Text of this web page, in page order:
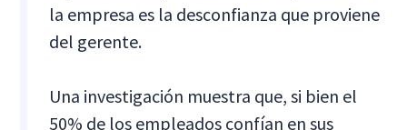
la empresa es la desconfianza que proviene
del gerente.
Una investigación muestra que, si bien el
50% de los empleados confían en sus